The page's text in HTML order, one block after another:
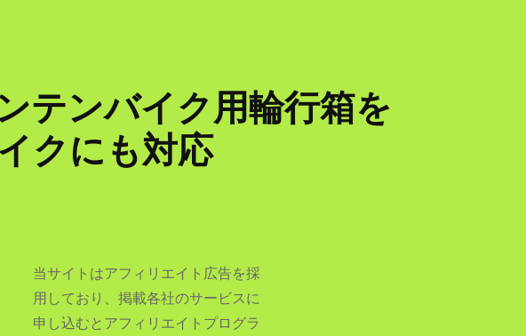
テンバイク用輪行箱を
クにも対応
当サイトはアフィリエイト広告を採
用しており、掲載各社のサービスに
申し込むとアフィリエイトプログラ